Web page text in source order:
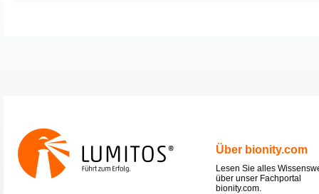
Über bionity.com
Lesen Sie alles
über unser Fachportal
bionity.com.